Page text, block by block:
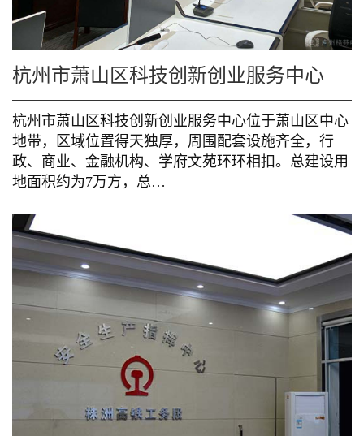
杭州市萧山区科技创新创业服务中心
杭州市萧山区科技创新创业服务中心位于萧山区中心
地带，区域位置得天独厚，周围配套设施齐全，行
政、商业、金融机构、学府文苑环环相扣。总建设用
地面积约为7万方，总…